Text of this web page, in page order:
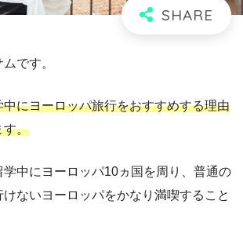
です。
にヨーロッパ旅行をおすすめする理由
す。
中にヨーロッパ10ヵ国を周り、普通の
ないヨーロッパをかなり満喫すること